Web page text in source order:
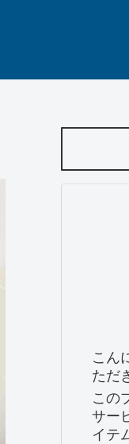
こん
ただ
この
サー
イテ